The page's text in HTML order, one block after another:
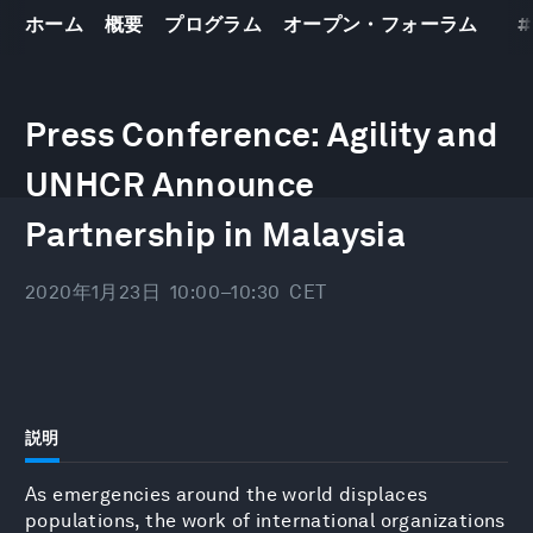
ホーム 概要 プログラム オープン・フォーラム #
Press Conference: Agility and
UNHCR Announce
Partnership in Malaysia
2020年1月23日 10:00–10:30 CET
説明
As emergencies around the world displaces
populations, the work of international organizations